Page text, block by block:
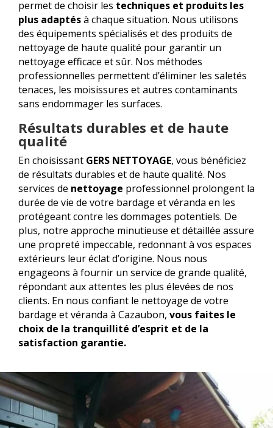
permet de choisir les techniques et produits les
plus adaptésà chaque situation. Nous utilisons
des équipements spécialisés et des produits de
nettoyage de haute qualité pour garantir un
nettoyage efficace et sûr. Nos méthodes
professionnelles permettent d’éliminer les saletés
tenaces, les moisissures et autres contaminants
sans endommager les surfaces.
Résultats durables et de haute
qualité
En choisissant GERS NETTOYAGE, vous bénéficiez
de résultats durables et de haute qualité. Nos
services de nettoyage professionnel prolongent la
durée de vie de votre bardage et véranda en les
protégeant contre les dommages potentiels. De
plus, notre approche minutieuse et détaillée assure
une propreté impeccable, redonnant à vos espaces
extérieurs leur éclat d’origine. Nous nous
engageons à fournir un service de grande qualité,
répondant aux attentes les plus élevées de nos
clients. En nous confiant le nettoyage de votre
bardage et véranda à Cazaubon, vous faites le
choix de la tranquillité d’esprit et de la
satisfaction garantie.